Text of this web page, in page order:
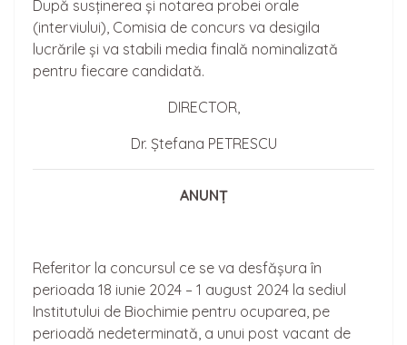
După susținerea și notarea probei orale
(interviului), Comisia de concurs va desigila
lucrările și va stabili media finală nominalizată
pentru fiecare candidată.
DIRECTOR,
Dr. Ștefana PETRESCU
ANUNȚ
Referitor la concursul ce se va desfășura în
perioada 18 iunie 2024 – 1 august 2024 la sediul
Institutului de Biochimie pentru ocuparea, pe
perioadă nedeterminată, a unui post vacant de